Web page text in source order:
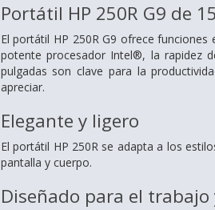
Portátil HP 250R G9 de
El portátil HP 250R G9 ofrece
potente procesador Intel®, la rapidez
pulgadas son clave para la
apreciar.
Elegante y ligero
El portátil HP 250R se adapta a los
pantalla y cuerpo.
Diseñado para el